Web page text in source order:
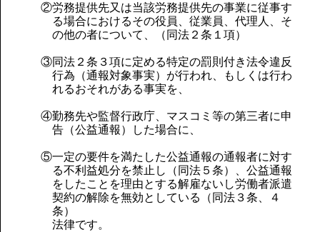
②労務提供先又は当該労務提供先の事業に従事す
る場合におけるその役員、従業員、代理人、そ
の他の者について、（同法２条１項）
③同法２条３項に定める特定の罰則付き法令違反
行為（通報対象事実）が行われ、もしくは行わ
れるおそれがある事実を、
④勤務先や監督行政庁、マスコミ等の第三者に申
告（公益通報）した場合に、
⑤一定の要件を満たした公益通報の通報者に対す
る不利益処分を禁止し（同法５条）、公益通報
をしたことを理由とする解雇ないし労働者派遣
契約の解除を無効としている（同法３条、４
条）
法律です。